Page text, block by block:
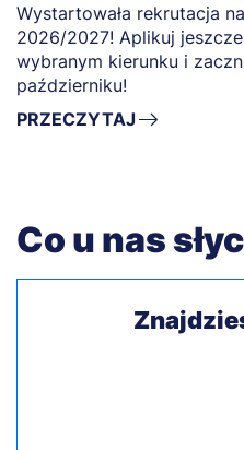
Wystartowała rekrutacja
2026/2027! Aplikuj
wybranym kierunku i
październiku!
PRZECZYTAJ
Co u nas